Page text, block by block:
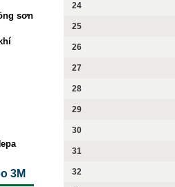
sơn
3M
24
25
26
27
28
29
30
31
32